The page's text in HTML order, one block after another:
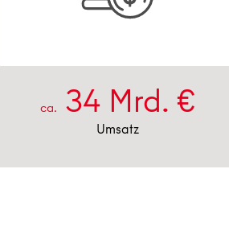
ca. 34 Mrd. €
Umsatz